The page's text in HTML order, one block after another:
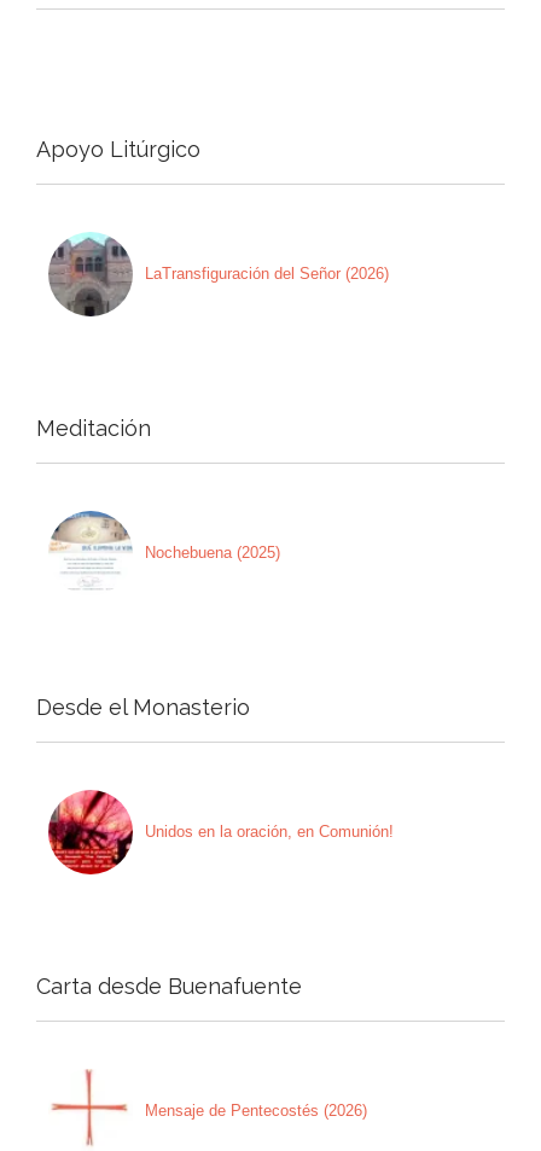
Apoyo Litúrgico
LaTransfiguración del Señor (2026)
Meditación
Nochebuena (2025)
Desde el Monasterio
Unidos en la oración, en Comunión!
Carta desde Buenafuente
Mensaje de Pentecostés (2026)